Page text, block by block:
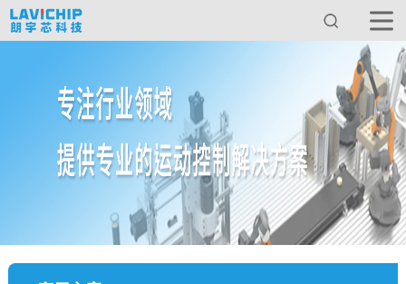
关于我们
服务与支持